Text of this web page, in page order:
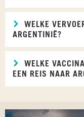
WELKE
ARGENTINIË?
WELKE
EEN REIS NAAR